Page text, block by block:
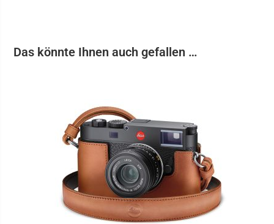
Das könnte Ihnen auch gefallen …